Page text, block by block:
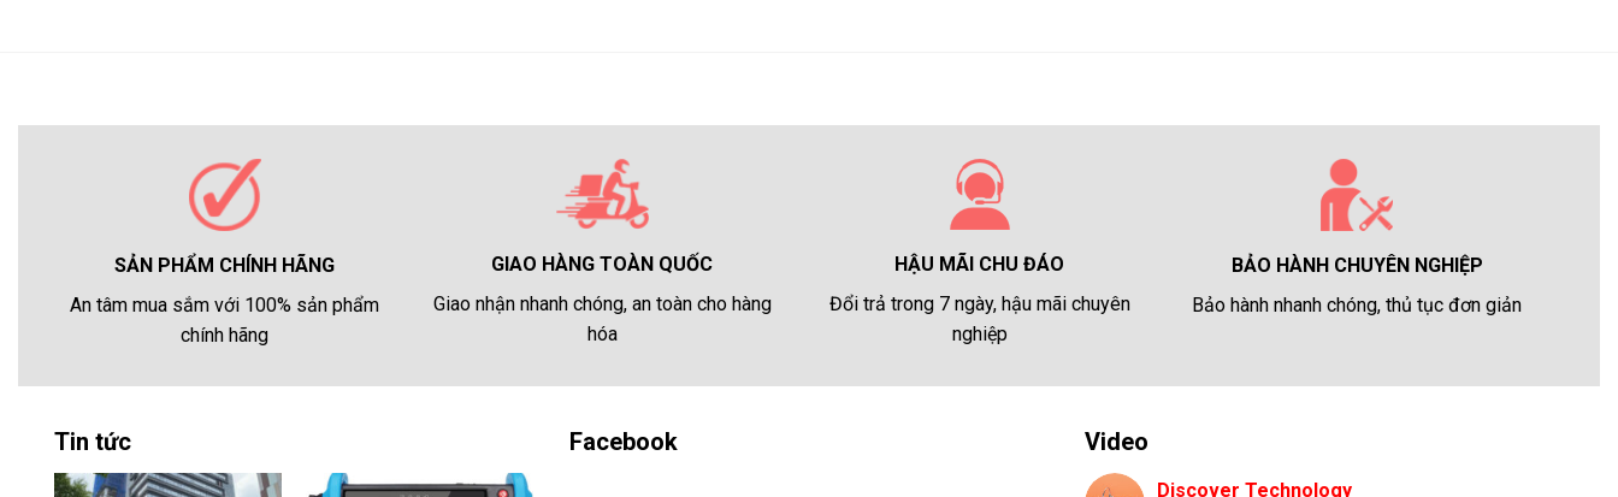
SẢN PHẨM CHÍNH HÃNG
An tâm mua sắm với 100% sản phẩm
chính hãng
GIAO HÀNG TOÀN QUỐC
Giao nhận nhanh chóng, an toàn cho hàng
hóa
HẬU MÃI CHU ĐÁO
Đổi trả trong 7 ngày, hậu mãi chuyên
nghiệp
BẢO HÀNH CHUYÊN NGHIỆP
Bảo hành nhanh chóng, thủ tục đơn giản
Tin tức Facebook Video
Discover Technology